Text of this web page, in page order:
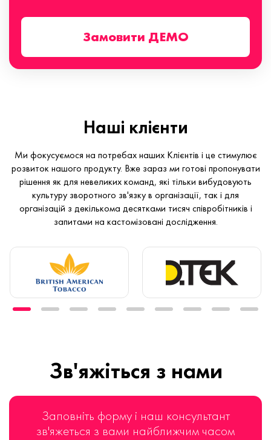
Замовити ДЕМО
Наші клієнти
Ми фокусуємося на потребах наших Клієнтів і це стимулює
розвиток нашого продукту. Вже зараз ми готові пропонувати
рішення як для невеликих команд, які тільки вибудовують
культуру зворотного зв'язку в організації, так і для
організацій з декількома десятками тисяч співробітників і
запитами на кастомізовані дослідження.
Зв'яжіться з нами
Заповніть форму і наш консультант
зв'яжеться з вами найближчим часом